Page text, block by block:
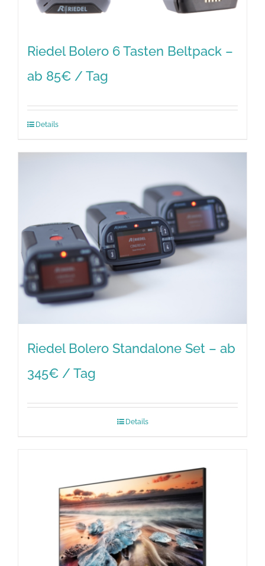
Riedel Bolero 6 Tasten Beltpack –
ab 85€ / Tag
Details
Riedel Bolero Standalone Set – ab
345€ / Tag
Details